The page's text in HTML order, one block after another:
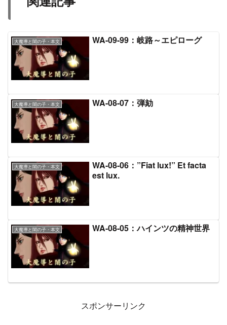
大魔導と闇の子・本文 WA-09-99：岐路～エピローグ
大魔導と闇の子・本文 WA-08-07：弾劾
大魔導と闇の子・本文
WA-08-06：”Fiat lux!” Et facta
est lux.
大魔導と闇の子・本文 WA-08-05：ハインツの精神世界
スポンサーリンク